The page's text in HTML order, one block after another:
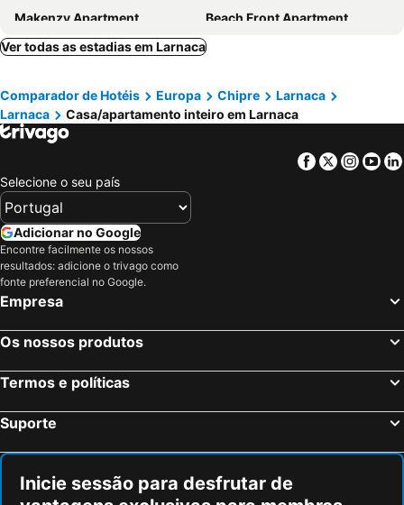
Makenzy Apartment
Beach Front Apartment
Phaedrus Living City Breeze Residences Finesse
Ver todas as estadias em Larnaca
Comparador de Hotéis Europa Chipre
Larnaca
Larnaca
Casa/apartamento inteiro em Larnaca
Facebook
Twitter
Selecione o seu país
Adicionar no Google
Encontre facilmente os nossos
resultados: adicione o trivago como
fonte preferencial no Google.
Empresa
Os nossos produtos
Termos e políticas
Suporte
Inicie sessão para desfrutar de